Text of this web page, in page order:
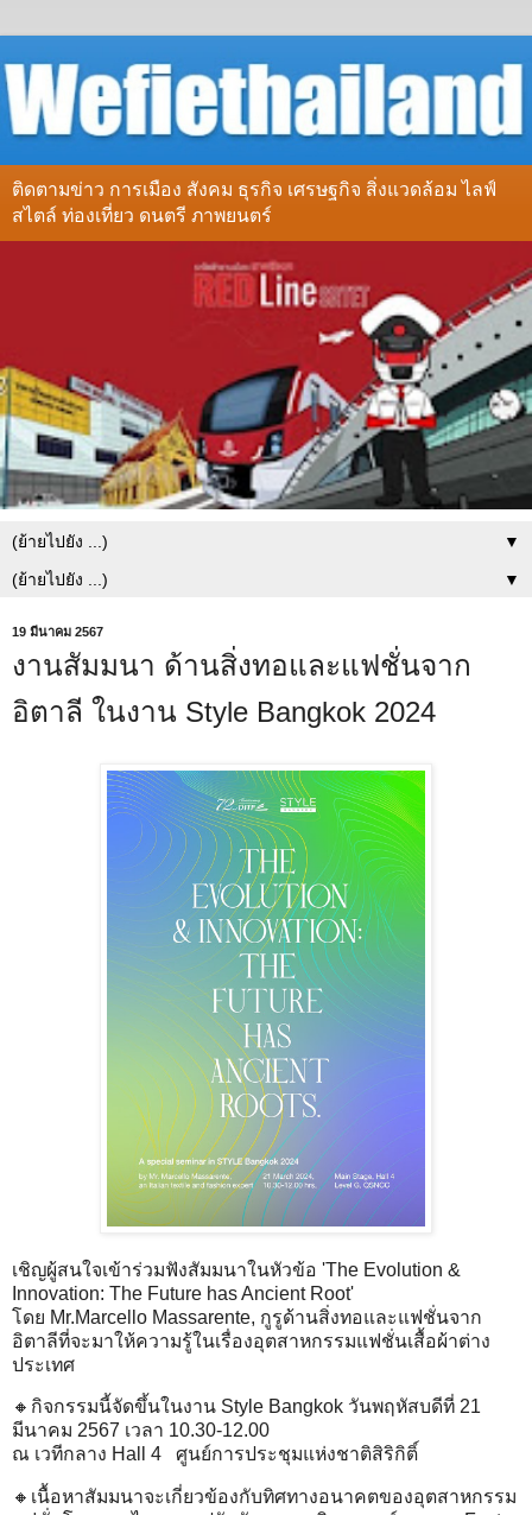
ติดตามข่าว การเมือง สังคม ธุรกิจ เศรษฐกิจ สิ่งแวดล้อม ไลฟ์
สไตล์ ท่องเที่ยว ดนตรี ภาพยนตร์
▼
▼
19 มีนาคม 2567
งานสัมมนา ด้านสิ่งทอและแฟชั่นจาก
อิตาลี ในงาน Style Bangkok 2024
เชิญผู้สนใจเข้าร่วมฟังสัมมนาในหัวข้อ 'The Evolution &
Innovation: The Future has Ancient Root'
โดย Mr.Marcello Massarente, กูรูด้านสิ่งทอและแฟชั่นจาก
อิตาลีที่จะมาให้ความรู้ในเรื่องอุตสาหกรรมแฟชั่นเสื้อผ้าต่าง
ประเทศ
🔸กิจกรรมนี้จัดขึ้นในงาน Style Bangkok วันพฤหัสบดีที่ 21
มีนาคม 2567 เวลา 10.30-12.00
ณ เวทีกลาง Hall 4 ศูนย์การประชุมแห่งชาติสิริกิติ์
🔸เนื้อหาสัมมนาจะเกี่ยวข้องกับทิศทางอนาคตของอุตสาหกรรม